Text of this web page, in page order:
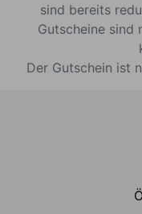
sind bereits
Gutscheine sind
Der Gutschein ist